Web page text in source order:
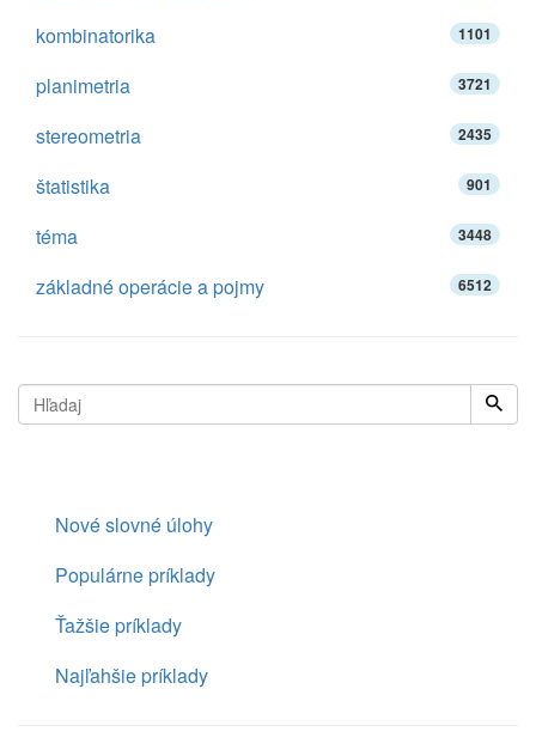
kombinatorika 1101
planimetria 3721
stereometria 2435
štatistika 901
téma 3448
základné operácie a pojmy 6512
Nové slovné úlohy
Populárne príklady
Ťažšie príklady
Najľahšie príklady